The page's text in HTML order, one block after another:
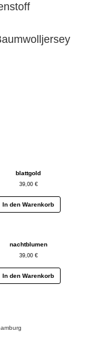
blattgold
39,00 €
In den Warenkorb
nachtblumen
39,00 €
In den Warenkorb